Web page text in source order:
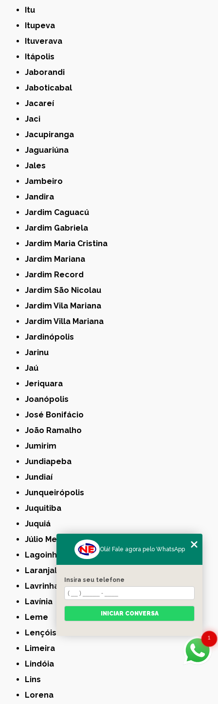
Itu
Itupeva
Ituverava
Itápolis
Jaborandi
Jaboticabal
Jacareí
Jaci
Jacupiranga
Jaguariúna
Jales
Jambeiro
Jandira
Jardim Caguacú
Jardim Gabriela
Jardim Maria Cristina
Jardim Mariana
Jardim Record
Jardim São Nicolau
Jardim Vila Mariana
Jardim Villa Mariana
Jardinópolis
Jarinu
Jaú
Jeriquara
Joanópolis
José Bonifácio
João Ramalho
Jumirim
Jundiapeba
Jundiaí
Junqueirópolis
Juquitiba
Juquiá
Júlio Mesquita
Lagoinha
Laranjal Paulista
Lavrinhas
Lavínia
Leme
Lençóis Paulista
Limeira
Lindóia
Lins
Lorena
1
Olá! Fale agora pelo WhatsApp
Insira seu telefone
INICIAR CONVERSA